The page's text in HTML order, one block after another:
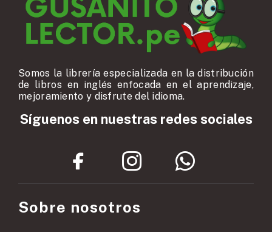
Somos la librería especializada en la distribución
de libros en inglés enfocada en el aprendizaje,
mejoramiento y disfrute del idioma.
Síguenos en nuestras redes sociales
Sobre nosotros